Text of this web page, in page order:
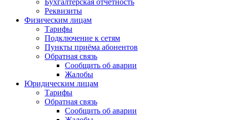
Реквизиты
Физическим лицам
Тарифы
Подключение к сетям
Пункты приёма абонентов
Обратная связь
Сообщить об аварии
Жалобы
Юридическим лицам
Тарифы
Обратная связь
Сообщить об аварии